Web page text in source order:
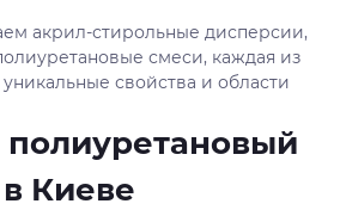
акрил-стирольные дисперсии,
смеси, каждая из
свойства и области
полиуретановый
Киеве